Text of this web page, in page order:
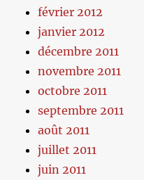
février 2012
janvier 2012
décembre 2011
novembre 2011
octobre 2011
septembre 2011
août 2011
juillet 2011
juin 2011